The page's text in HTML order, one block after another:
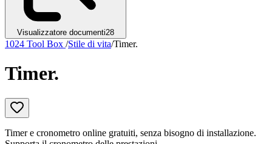
Visualizzatore documenti28
1024 Tool Box /Stile di vita/Timer.
Timer.
Timer e cronometro online gratuiti, senza bisogno di installazione.